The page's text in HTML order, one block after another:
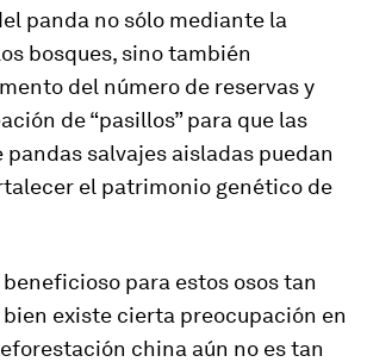
panda no sólo mediante la
bosques, sino también
del número de reservas y
de “pasillos” para que las
salvajes aisladas puedan
el patrimonio genético de
beneficioso para estos osos tan
existe cierta preocupación en
china aún no es tan